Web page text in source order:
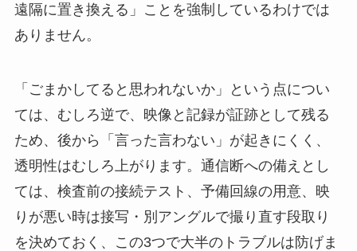
遠隔に置き換える」ことを強制しているわけでは
ありません。
「ごまかしてると思われないか」という点につい
ては、むしろ逆で、映像と記録が証跡として残る
ため、後から「言った言わない」が起きにくく、
透明性はむしろ上がります。通信断への備えとし
ては、検査前の接続テスト、予備回線の用意、映
りが悪い時は接写・別アングルで撮り直す段取り
を決めておく、この3つで大半のトラブルは防げま